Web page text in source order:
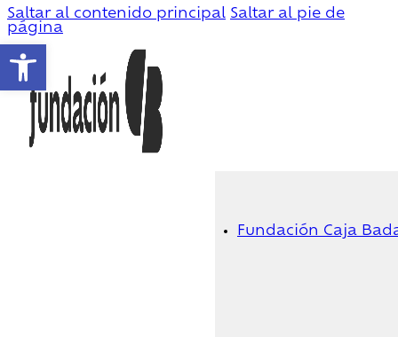
Abrir barra de herramientas
Saltar al contenido principal Saltar al pie de
página
Fundación Caja